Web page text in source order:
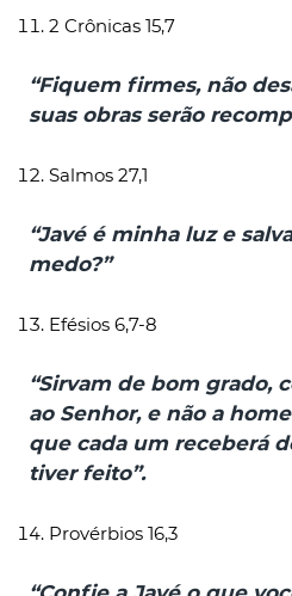
2 Crônicas 15,7
“Fiquem firmes, não
suas obras serão
Salmos 27,1
“Javé é minha luz e
medo?”
Efésios 6,7-8
“Sirvam de bom grado,
ao Senhor, e não a
que cada um receberá
tiver feito”.
Provérbios 16,3